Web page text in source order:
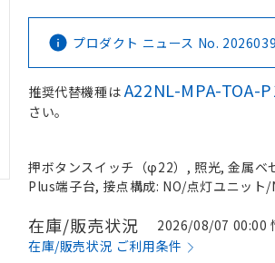
プロダクト ニュース No.
推奨代替機種はA22NL-MPA-TOA-
さい。
押ボタンスイッチ（φ22）, 照光, 金属ベ
Plus端子台, 接点構成: NO/点灯ユニット
在庫/販売状況
2026/08/07 00:00
在庫/販売状況 ご利用条件